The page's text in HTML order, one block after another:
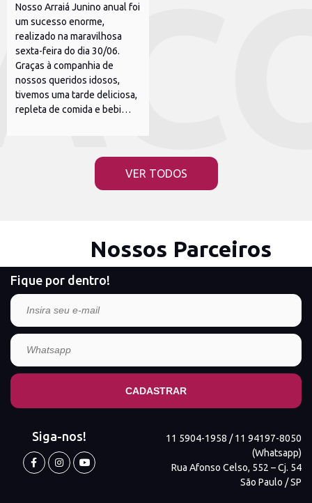
Nosso Arraiá Junino anual foi
um sucesso enorme,
realizado na maravilhosa
sexta-feira do dia 30/06.
Graças à companhia de
nossos queridos idosos,
tivemos uma tarde deliciosa,
repleta de comida e bebi…
VER TODOS
Nossos Parceiros
Fique por dentro!
Siga-nos!
11 5904-1958 / 11 94197-8050
(Whatsapp)
Rua Afonso Celso, 552 – Cj. 54
São Paulo / SP